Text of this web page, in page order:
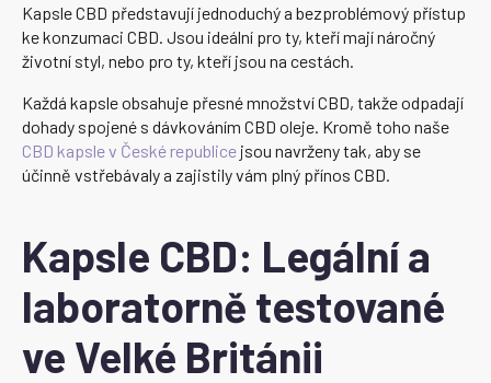
Kapsle CBD představují jednoduchý a bezproblémový přístup
ke konzumaci CBD. Jsou ideální pro ty, kteří mají náročný
životní styl, nebo pro ty, kteří jsou na cestách.
Každá kapsle obsahuje přesné množství CBD, takže odpadají
dohady spojené s dávkováním CBD oleje. Kromě toho naše
CBD kapsle v České republice jsou navrženy tak, aby se
účinně vstřebávaly a zajistily vám plný přínos CBD.
Kapsle CBD: Legální a
laboratorně testované
ve Velké Británii